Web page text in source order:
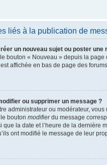
liés à la publication de
un nouveau sujet ou poster une
bouton « Nouveau » depuis la page
affichée en bas de page des
ou supprimer un message ?
administrateur ou modérateur,
bouton modifierdu message
que la date et l’heure de la dernière
ont modifié le message de leur